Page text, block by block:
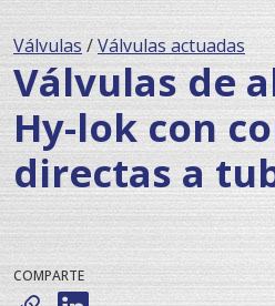
Válvulas /Válvulas actuadas
Válvulas de
Hy-lok con
directas a
COMPARTE